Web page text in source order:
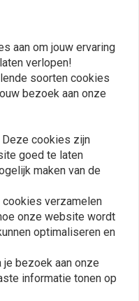
aan om jouw ervaring
verlopen!
soorten cookies
bezoek aan onze
Deze cookies zijn
goed te laten
maken van de
cookies verzamelen
onze website wordt
optimaliseren en
je bezoek aan onze
informatie tonen op